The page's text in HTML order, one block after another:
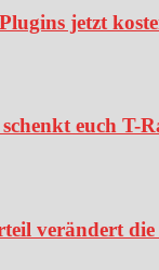
jetzt
euch T-
verändert